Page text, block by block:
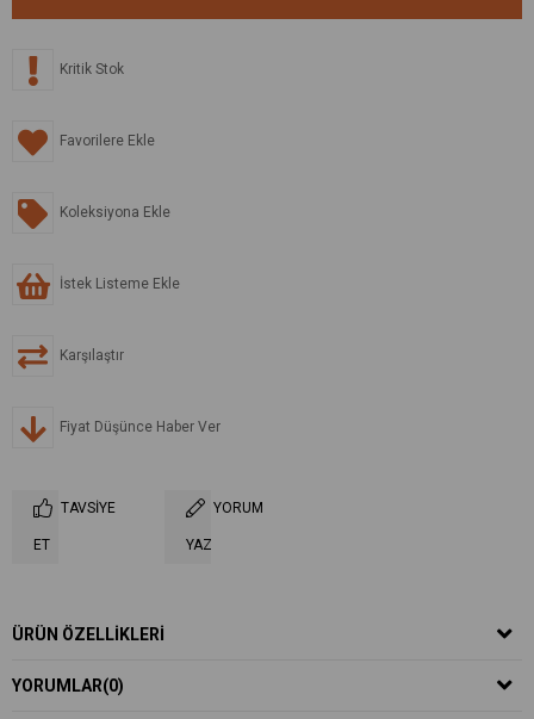
Kritik Stok
Favorilere Ekle
Koleksiyona Ekle
İstek Listeme Ekle
Karşılaştır
Fiyat Düşünce Haber Ver
TAVSIYE
ET
YORUM
YAZ
ÜRÜN ÖZELLIKLERI
YORUMLAR(0)